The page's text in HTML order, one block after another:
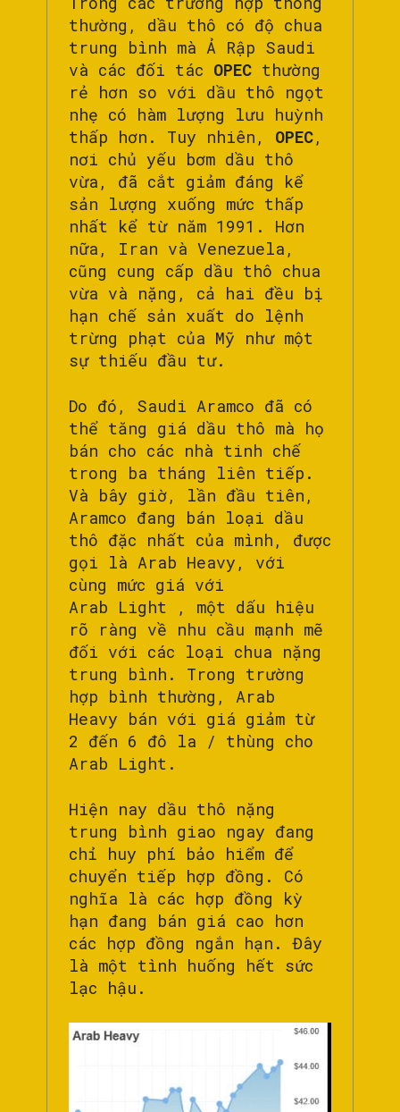
thường, dầu thô có độ chua
trung bình mà Ả Rập Saudi
và các đối tác OPEC thường
rẻ hơn so với dầu thô ngọt
nhẹ có hàm lượng lưu huỳnh
thấp hơn. Tuy nhiên, OPEC,
nơi chủ yếu bơm dầu thô
vừa, đã cắt giảm đáng kể
sản lượng xuống mức thấp
nhất kể từ năm 1991. Hơn
nữa, Iran và Venezuela,
cũng cung cấp dầu thô chua
vừa và nặng, cả hai đều bị
hạn chế sản xuất do lệnh
trừng phạt của Mỹ như một
sự thiếu đầu tư.
Do đó, Saudi Aramco đã có
thể tăng giá dầu thô mà họ
bán cho các nhà tinh chế
trong ba tháng liên tiếp.
Và bây giờ, lần đầu tiên,
Aramco đang bán loại dầu
thô đặc nhất của mình, được
gọi là Arab Heavy, với
cùng mức giá với
Arab Light , một dấu hiệu
rõ ràng về nhu cầu mạnh mẽ
đối với các loại chua nặng
trung bình. Trong trường
hợp bình thường, Arab
Heavy bán với giá giảm từ
2 đến 6 đô la / thùng cho
Arab Light.
Hiện nay dầu thô nặng
trung bình giao ngay đang
chỉ huy phí bảo hiểm để
chuyển tiếp hợp đồng. Có
nghĩa là các hợp đồng kỳ
hạn đang bán giá cao hơn
các hợp đồng ngắn hạn. Đây
là một tình huống hết sức
lạc hậu.